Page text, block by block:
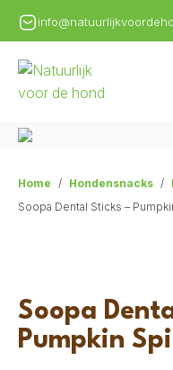
Home Hondensnacks
Soopa Dental Sticks –
Soopa
Pumpkin